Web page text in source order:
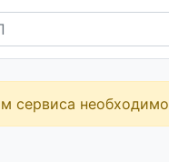
сервиса необходимо